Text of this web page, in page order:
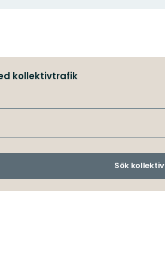
kollektivtrafik
Sök